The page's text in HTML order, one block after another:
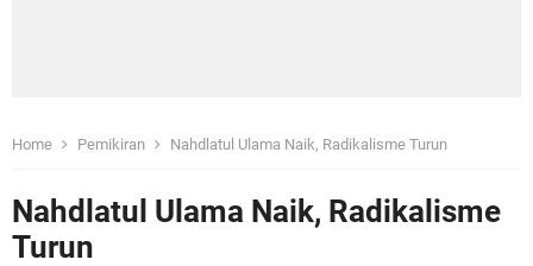
Home Pemikiran Nahdlatul Ulama Naik, Radikalisme Turun
Nahdlatul Ulama Naik, Radikalisme
Turun